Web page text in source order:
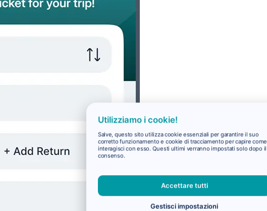
Utilizziamo i cookie!
Salve, questo sito utilizza cookie essenziali per garantire il suo
corretto funzionamento e cookie di tracciamento per capire come
interagisci con esso. Questi ultimi verranno impostati solo dopo il
consenso.
Accettare tutti
Gestisci impostazioni